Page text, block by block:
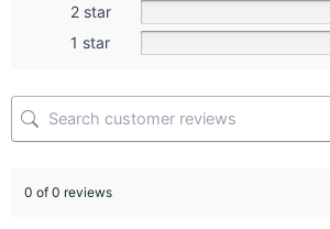
2 star
1 star
0 of 0 reviews